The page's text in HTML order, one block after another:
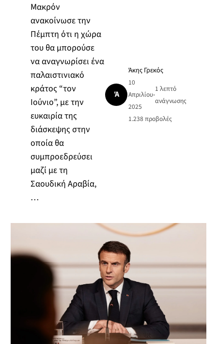
Μακρόν
ανακοίνωσε την
Πέμπτη ότι η χώρα
του θα μπορούσε
να αναγνωρίσει ένα
παλαιστινιακό
κράτος “τον
Ιούνιο”, με την
ευκαιρία της
διάσκεψης στην
οποία θα
συμπροεδρεύσει
μαζί με τη
Σαουδική Αραβία,
…
Ά
Άκης Γρεκός
10
Απριλίου
2025
•
1 λεπτό
ανάγνωσης
1.238 προβολές